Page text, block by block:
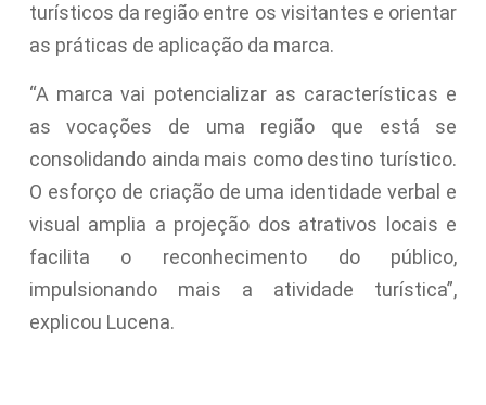
turísticos da região entre os visitantes e orientar
as práticas de aplicação da marca.
“A marca vai potencializar as características e
as vocações de uma região que está se
consolidando ainda mais como destino turístico.
O esforço de criação de uma identidade verbal e
visual amplia a projeção dos atrativos locais e
facilita o reconhecimento do público,
impulsionando mais a atividade turística”,
explicou Lucena.